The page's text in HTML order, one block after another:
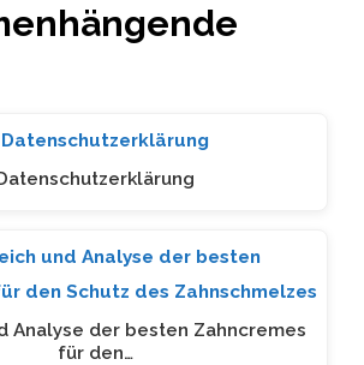
Analyse der besten Zahncremes
für den…